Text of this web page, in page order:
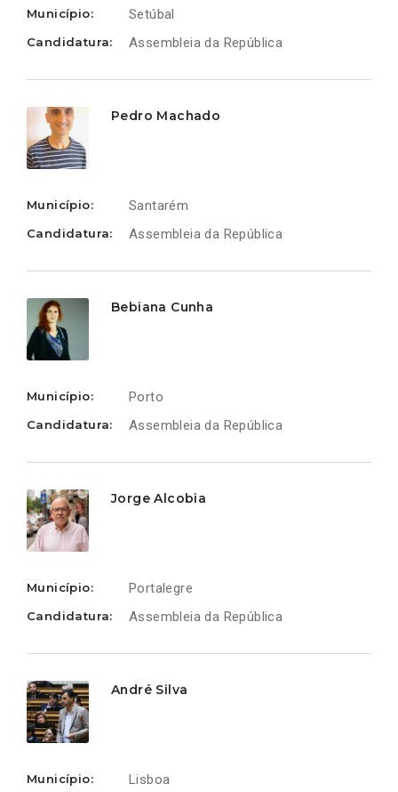
Município: Setúbal
Candidatura: Assembleia da República
Pedro Machado
Município: Santarém
Candidatura: Assembleia da República
Bebiana Cunha
Município: Porto
Candidatura: Assembleia da República
Jorge Alcobia
Município: Portalegre
Candidatura: Assembleia da República
André Silva
Município: Lisboa